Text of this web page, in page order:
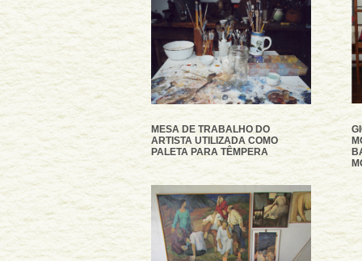
MESA DE TRABALHO DO
ARTISTA UTILIZADA COMO
PALETA PARA TÊMPERA